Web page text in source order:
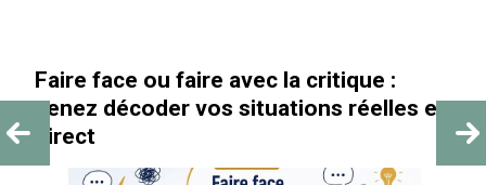
en
« Au-delà des paillettes »